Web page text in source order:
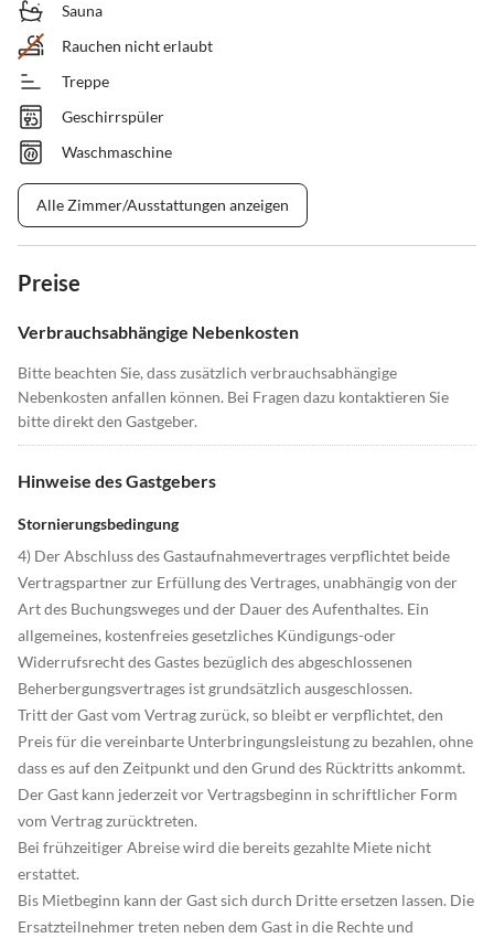
Sauna
Rauchen nicht erlaubt
Treppe
Geschirrspüler
Waschmaschine
Alle Zimmer/Ausstattungen anzeigen
Preise
Verbrauchsabhängige Nebenkosten
Bitte beachten Sie, dass zusätzlich verbrauchsabhängige
Nebenkosten anfallen können. Bei Fragen dazu kontaktieren Sie
bitte direkt den Gastgeber.
Hinweise des Gastgebers
Stornierungsbedingung
4) Der Abschluss des Gastaufnahmevertrages verpflichtet beide
Vertragspartner zur Erfüllung des Vertrages, unabhängig von der
Art des Buchungsweges und der Dauer des Aufenthaltes. Ein
allgemeines, kostenfreies gesetzliches Kündigungs-oder
Widerrufsrecht des Gastes bezüglich des abgeschlossenen
Beherbergungsvertrages ist grundsätzlich ausgeschlossen.
Tritt der Gast vom Vertrag zurück, so bleibt er verpflichtet, den
Preis für die vereinbarte Unterbringungsleistung zu bezahlen, ohne
dass es auf den Zeitpunkt und den Grund des Rücktritts ankommt.
Der Gast kann jederzeit vor Vertragsbeginn in schriftlicher Form
vom Vertrag zurücktreten.
Bei frühzeitiger Abreise wird die bereits gezahlte Miete nicht
erstattet.
Bis Mietbeginn kann der Gast sich durch Dritte ersetzen lassen. Die
Ersatzteilnehmer treten neben dem Gast in die Rechte und